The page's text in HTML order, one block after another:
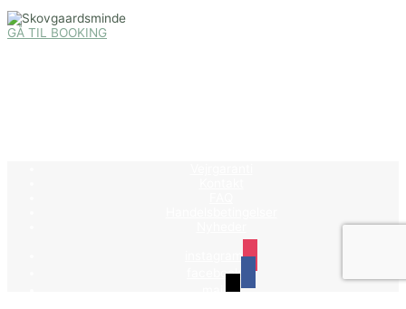
GÅ TIL BOOKING
instagram
facebook